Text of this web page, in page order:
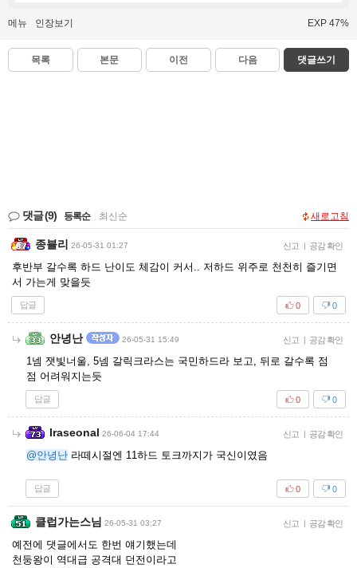
메뉴 인장보기 EXP 47%
목록 본문 이전 다음 댓글쓰기
댓글(9) 등록순 최신순 새로고침
종블리 26-05-31 01:27 신고 | 공감 확인
후반부 갈수록 하드 난이도 체감이 커서.. 저하드 위주로 천천히 즐기면
서 가는게 맞을듯
답글 0
0
안녕난 26-05-31 15:49 신고 | 공감 확인
1넴 잿빛너울, 5넴 갈릭크라스는 국민하드라 보고, 뒤로 갈수록 점
점 어려워지는듯
답글 0
0
Iraseonal 26-06-04 17:44 신고 | 공감 확인
@안녕난 라떼시절엔 11하드 토크까지가 국신이였음
답글 0
0
클럽가는스님 26-05-31 03:27 신고 | 공감 확인
예전에 댓글에서도 한번 얘기했는데
천둥왕이 역대급 공격대 던전이라고